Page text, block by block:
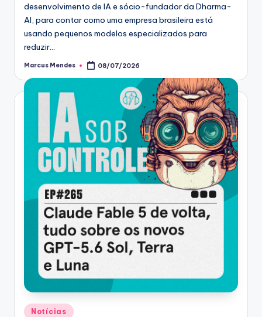
desenvolvimento de IA e sócio-fundador da Dharma-
AI, para contar como uma empresa brasileira está
usando pequenos modelos especializados para
reduzir…
Posted
Marcus Mendes 08/07/2026
Posted
Notícias